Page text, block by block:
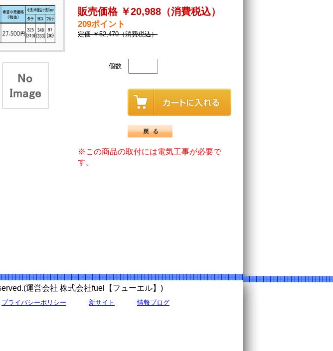
販売価格 ￥20,988（消費税込）
209ポイント
定価 ￥52,470（消費税込）
個数
※この商品の取付には電気工事が必要で
す。
運営会社 株式会社fuel【フューエル】)
プライバシーポリシー 新サイト 情報ブログ